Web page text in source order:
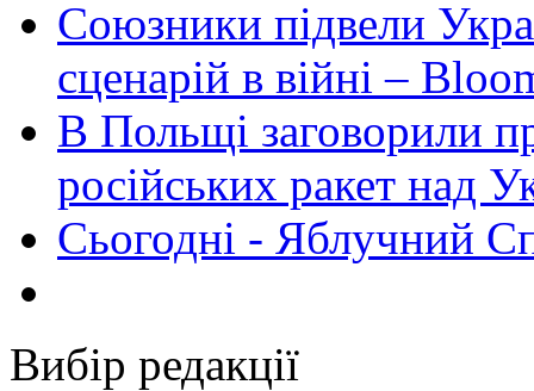
Союзники підвели
сценарій в війні –
В Польщі заговорили
російських ракет над
Сьогодні - Яблучний
Вибір редакції